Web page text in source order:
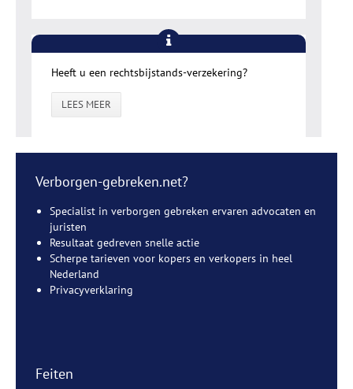
Heeft u een rechtsbijstands-verzekering?
LEES MEER
Verborgen-gebreken.net?
Specialist in verborgen gebreken ervaren advocaten en
juristen
Resultaat gedreven snelle actie
Scherpe tarieven voor kopers en verkopers in heel
Nederland
Privacyverklaring
Feiten